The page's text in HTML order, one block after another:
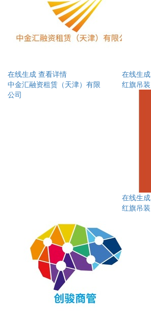
在线生成 查看详情
中金汇融资租赁（天津）有限
公司
在线生成
红旗吊装
在线生成
红旗吊装